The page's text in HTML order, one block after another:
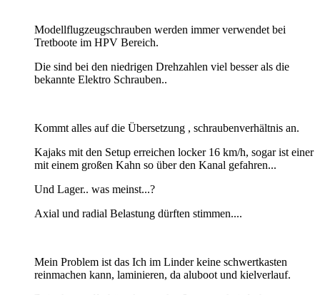
Modellflugzeugschrauben werden immer verwendet bei
Tretboote im HPV Bereich.
Die sind bei den niedrigen Drehzahlen viel besser als die
bekannte Elektro Schrauben..
Kommt alles auf die Übersetzung , schraubenverhältnis an.
Kajaks mit den Setup erreichen locker 16 km/h, sogar ist einer
mit einem großen Kahn so über den Kanal gefahren...
Und Lager.. was meinst...?
Axial und radial Belastung dürften stimmen....
Mein Problem ist das Ich im Linder keine schwertkasten
reinmachen kann, laminieren, da aluboot und kielverlauf.